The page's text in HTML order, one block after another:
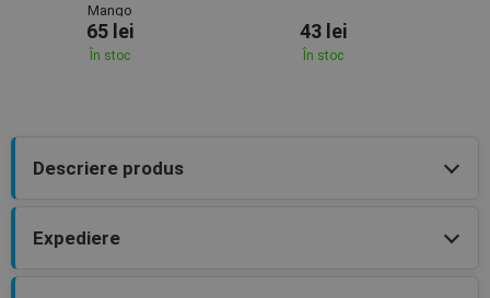
Mango
65 lei
În stoc
43 lei
În stoc
Descriere produs
Expediere